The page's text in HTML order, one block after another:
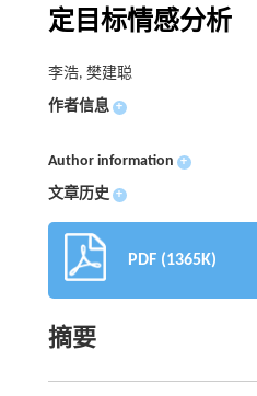
定目标情感分析
李浩, 樊建聪
作者信息 +
Author information +
文章历史 +
PDF (1365K)
摘要